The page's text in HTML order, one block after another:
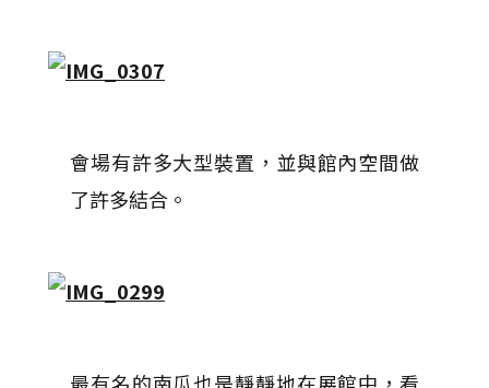
會場有許多大型裝置，並與館內空間做
了許多結合。